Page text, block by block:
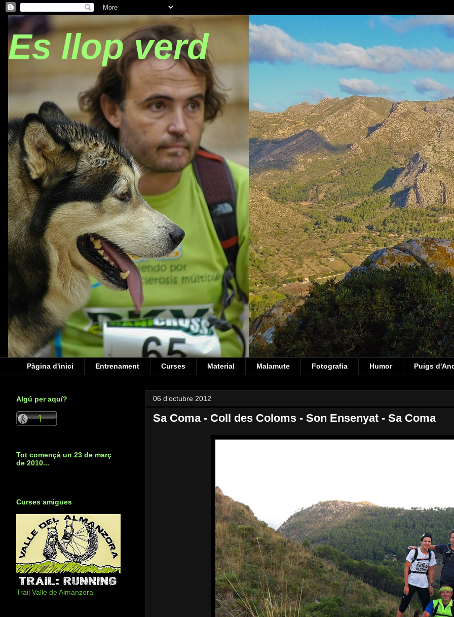
Es llop verd
Pàgina d'inici Entrenament Curses Material Malamute Fotografia Humor Puigs
06 d’octubre 2012
Sa Coma - Coll des Coloms - Son Ensenyat - Sa Coma
Algú per aquí?
Tot començà un 23 de març
de 2010...
Curses amigues
Trail Valle de Almanzora